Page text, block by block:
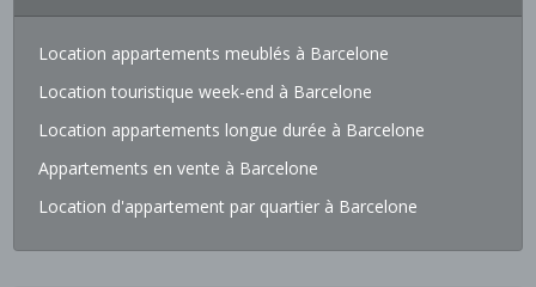
Location appartements meublés à Barcelone
Location touristique week-end à Barcelone
Location appartements longue durée à Barcelone
Appartements en vente à Barcelone
Location d'appartement par quartier à Barcelone